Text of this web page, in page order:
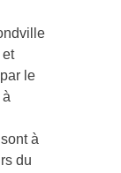
le
à
à
du